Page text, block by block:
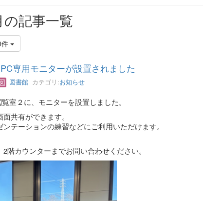
記事一覧
専用モニターが設置されました
図書館カテゴリ:お知らせ
室２に、モニターを設置しました。
共有ができます。
テーションの練習などにご利用いただけます。
階カウンターまでお問い合わせください。